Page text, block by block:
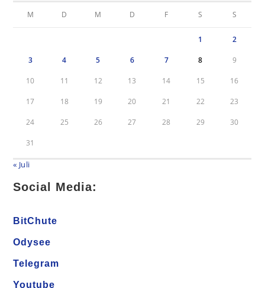
M D M D F S S
1 2
3 4 5 6 7 8 9
10 11 12 13 14 15 16
17 18 19 20 21 22 23
24 25 26 27 28 29 30
31
« Juli
Social Media:
BitChute
Odysee
Telegram
Youtube